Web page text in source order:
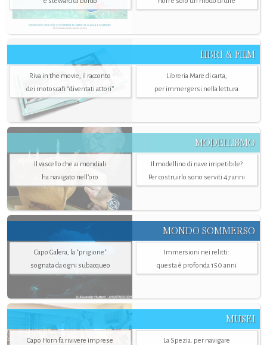
LIBRI & FILM
Riva in the movie, il racconto
dei motoscafi “diventati attori”
Libreria Mare di carta,
per immergersi nella lettura
MODELLISMO
Il vascello che ai mondiali
ha navigato nell’oro
Il modellino di nave irripetibile?
Per costruirlo sono serviti 47 anni
MONDO SOMMERSO
Capo Galera, la "prigione"
sognata da ogni subacqueo
Immersioni nei relitti:
questa è profonda 150 anni
MUSEI
Capo Horn fa rivivere imprese
La Spezia. per navigare